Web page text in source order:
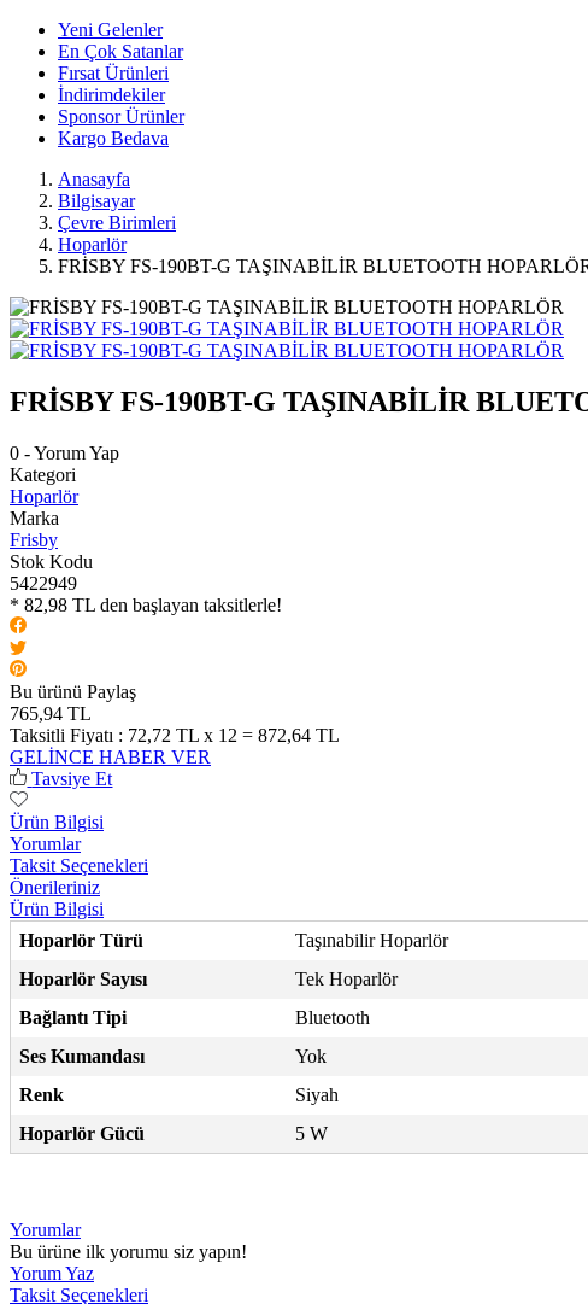
Yeni Gelenler
En Çok Satanlar
Fırsat Ürünleri
İndirimdekiler
Sponsor Ürünler
Kargo Bedava
Anasayfa
Bilgisayar
Çevre Birimleri
Hoparlör
FRİSBY FS-190BT-G TAŞINABİLİR BLUETOOTH
FRİSBY FS-190BT-G TAŞINABİLİR
0 - Yorum Yap
Kategori
Hoparlör
Marka
Frisby
Stok Kodu
5422949
* 82,98 TL den başlayan taksitlerle!
Bu ürünü Paylaş
765,94 TL
Taksitli Fiyatı : 72,72 TL x 12 = 872,64 TL
GELİNCE HABER VER
Tavsiye Et
Ürün Bilgisi
Yorumlar
Taksit Seçenekleri
Önerileriniz
Ürün Bilgisi
Hoparlör Türü
Taşınabilir Hoparlör
Hoparlör Sayısı
Tek Hoparlör
Bağlantı Tipi
Bluetooth
Ses Kumandası
Yok
Renk
Siyah
Hoparlör Gücü
5 W
Yorumlar
Bu ürüne ilk yorumu siz yapın!
Yorum Yaz
Taksit Seçenekleri